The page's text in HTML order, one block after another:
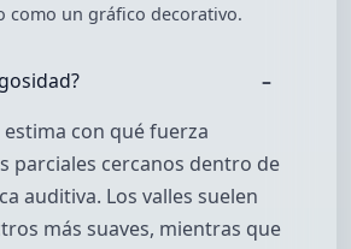
como un gráfico decorativo.
con qué fuerza
parciales cercanos dentro de
auditiva. Los valles suelen
más suaves, mientras que